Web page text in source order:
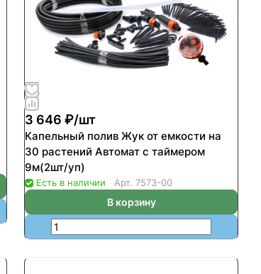
3 646 ₽/шт
Капельный полив Жук от емкости на
30 растений Автомат с таймером
9м(2шт/уп)
Есть в наличии Арт. 7573-00
В корзину